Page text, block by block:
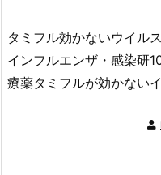
タミフル効かないウイル
インフルエンザ・感染研
療薬タミフルが効かない